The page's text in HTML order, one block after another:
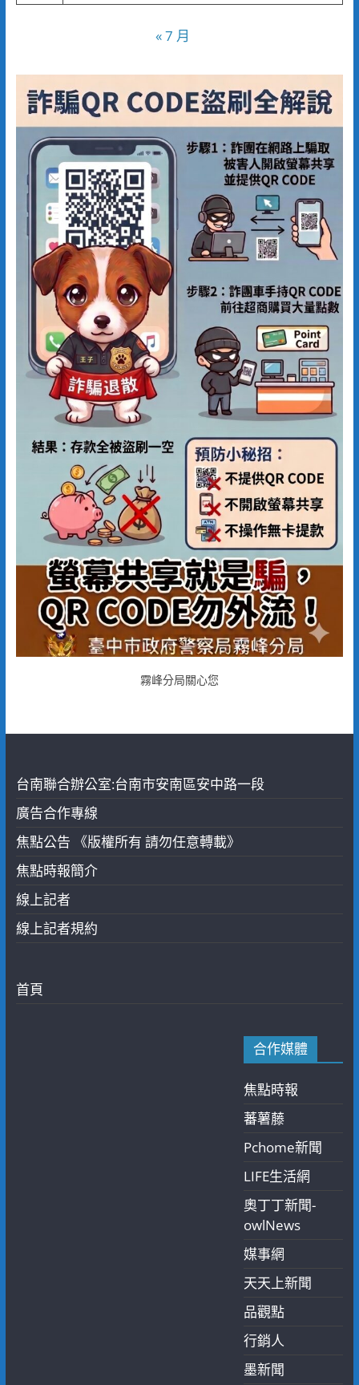
« 7 月
霧峰分局關心您
台南聯合辦公室:台南市安南區安中路一段
廣告合作專線
焦點公告 《版權所有 請勿任意轉載》
焦點時報簡介
線上記者
線上記者規約
首頁
合作媒體
焦點時報
蕃薯藤
Pchome新聞
LIFE生活網
奧丁丁新聞-
owlNews
媒事網
天天上新聞
品觀點
行銷人
墨新聞